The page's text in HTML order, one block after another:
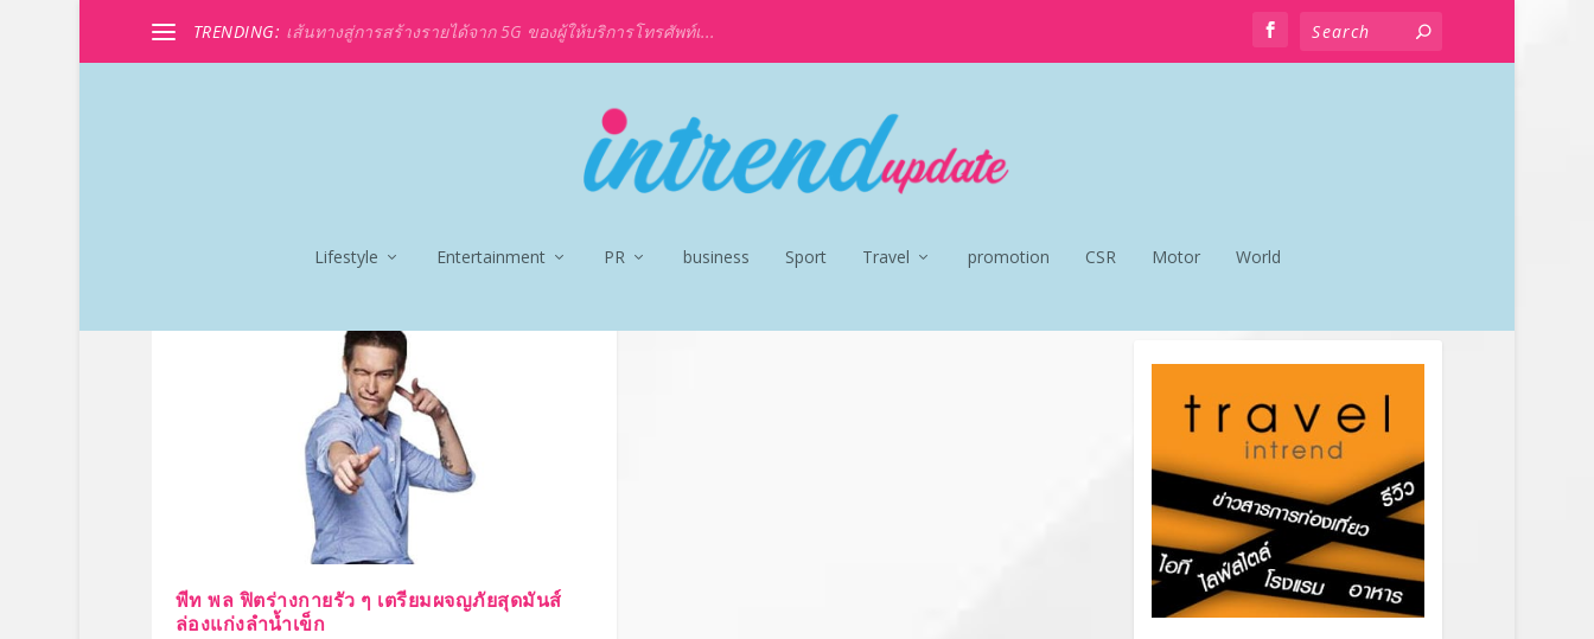
TRENDING: เส้นทางสู่การสร้างรายได้จาก 5G ของผู้ให้บริการโทรศัพท์เ...
Lifestyle Entertainment PR business Sport Travel promotion CSR Motor World
ล่องแก่งลำน้ำเข็ก
พีท พล ฟิตร่างกายรัว ๆ เตรียมผจญภัยสุดมันส์
ล่องแก่งลำน้ำเข็ก